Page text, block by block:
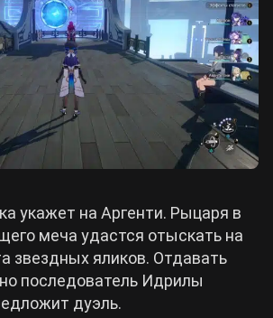
укажет на Аргенти. Рыцаря в
меча удастся отыскать на
звездных яликов. Отдавать
последователь Идрилы
дуэль.